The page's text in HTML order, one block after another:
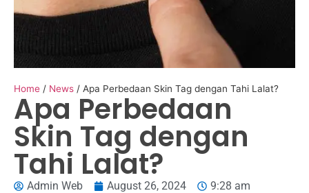
Home / News / Apa Perbedaan Skin Tag dengan Tahi Lalat?
Apa Perbedaan
Skin Tag dengan
Tahi Lalat?
Admin Web August 26, 2024 9:28 am